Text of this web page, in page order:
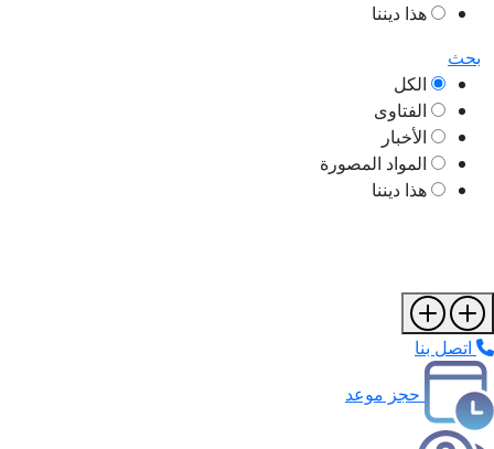
هذا ديننا
بحث
الكل
الفتاوى
الأخبار
المواد المصورة
هذا ديننا
اتصل بنا
حجز موعد